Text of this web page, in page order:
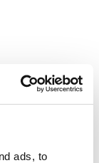
ads, to
konnten